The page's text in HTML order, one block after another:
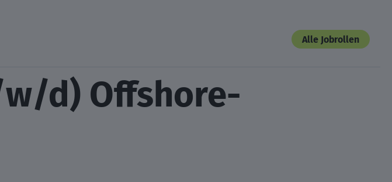
Alle Jobrollen
d) Offshore-